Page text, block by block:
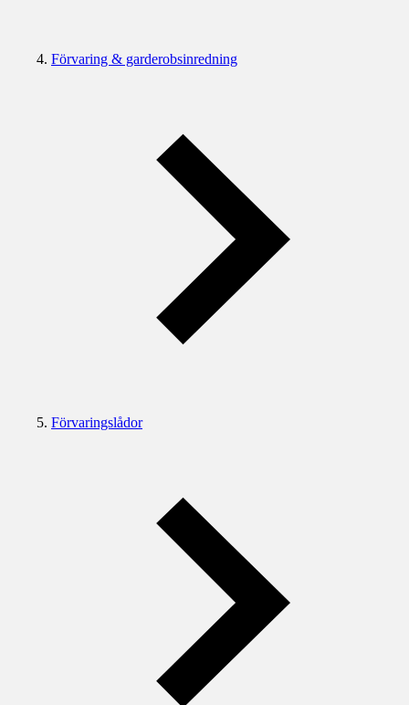
Förvaring & garderobsinredning
Förvaringslådor